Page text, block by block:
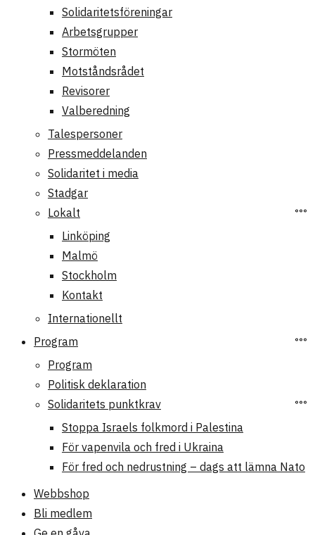
Solidaritetsföreningar
Arbetsgrupper
Stormöten
Motståndsrådet
Revisorer
Valberedning
Talespersoner
Pressmeddelanden
Solidaritet i media
Stadgar
Lokalt
Linköping
Malmö
Stockholm
Kontakt
Internationellt
Program
Program
Politisk deklaration
Solidaritets punktkrav
Stoppa Israels folkmord i Palestina
För vapenvila och fred i Ukraina
För fred och nedrustning – dags att lämna Nato
Webbshop
Bli medlem